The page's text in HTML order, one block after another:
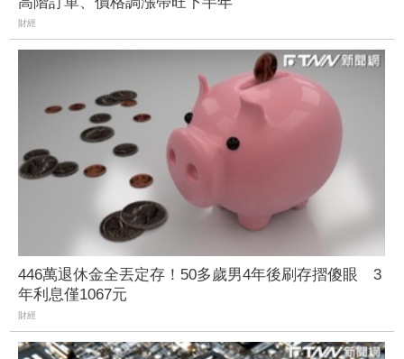
財經
446萬退休金全丟定存！50多歲男4年後刷存摺傻眼 3
年利息僅1067元
財經